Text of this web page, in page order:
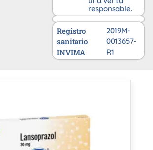
responsable.
Registro
sanitario
INVIMA
2019M-
0013657-
R1